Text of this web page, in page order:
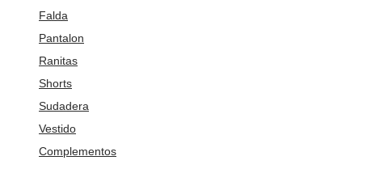
Falda
Pantalon
Ranitas
Shorts
Sudadera
Vestido
Complementos